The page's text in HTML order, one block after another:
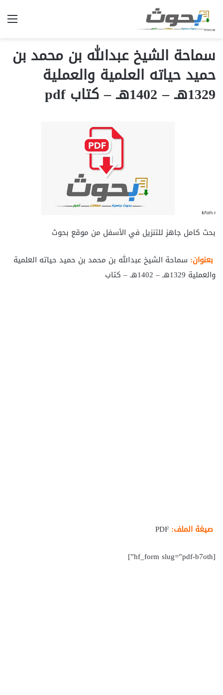
سماحة الشيخ عبدالله بن محمد بن
حميد حياته العلمية والعملية
1329هـ – 1402هـ – كتاب pdf
بحث كامل جاهز للتنزيل في الأسفل من موقع بحوث
بعنوان: سماحة الشيخ عبدالله بن محمد بن حميد حياته العلمية
والعملية 1329هـ – 1402هـ – كتاب
صيغة الملف:
[hf_form slug=”pdf-b7oth”]